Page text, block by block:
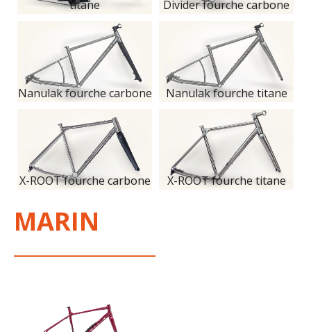
titane Divider fourche carbone
Nanulak fourche carbone Nanulak fourche titane
X-ROOT fourche carbone X-ROOT fourche titane
MARIN